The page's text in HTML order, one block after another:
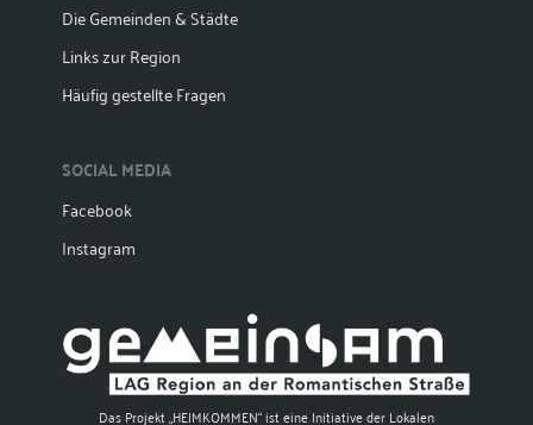
Die Gemeinden & Städte
Links zur Region
Häufig gestellte Fragen
SOCIAL MEDIA
Facebook
Instagram
Das Projekt „HEIMKOMMEN“ ist eine Initiative der Lokalen